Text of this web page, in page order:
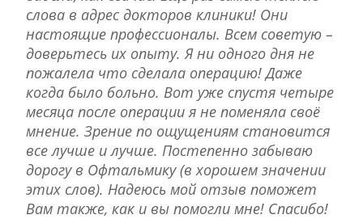
слова в адрес докторов клиники! Они
настоящие профессионалы. Всем советую –
доверьтесь их опыту. Я ни одного дня не
пожалела что сделала операцию! Даже
когда было больно. Вот уже спустя четыре
месяца после операции я не поменяла своё
мнение. Зрение по ощущениям становится
все лучше и лучше. Постепенно забываю
дорогу в Офтальмику (в хорошем значении
этих слов). Надеюсь мой отзыв поможет
Вам также, как и вы помогли мне! Спасибо!